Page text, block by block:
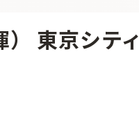
古楽とその
現場のプロ
無料ライブ
あ
） 東京シテ